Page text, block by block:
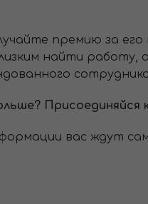
премию за
найти работу, а
Присоединяйся
вас ждут